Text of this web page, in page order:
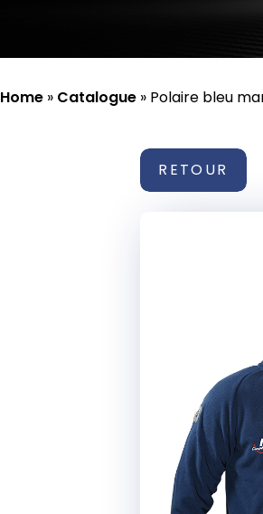
Home » Catalogue » Polaire bleu
RETOUR